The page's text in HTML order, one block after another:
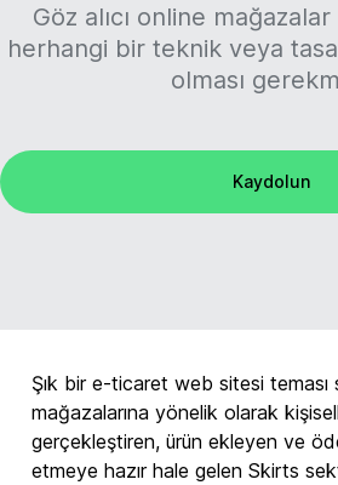
Göz alıcı online
herhangi bir teknik veya
olması
Kaydolun
Şık bir e-ticaret web sitesi teması
mağazalarına yönelik olarak
gerçekleştiren, ürün ekleyen ve
etmeye hazır hale gelen Skirts